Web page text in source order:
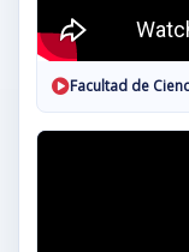
Facultad de